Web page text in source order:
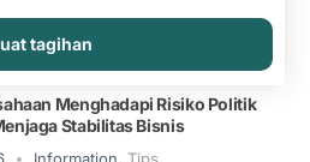
tagihan
Menghadapi Risiko Politik
Stabilitas Bisnis